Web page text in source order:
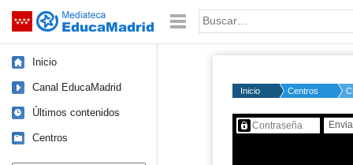
Saltar navegación Palabra o frase:
Inicio
Canal EducaMadrid
Últimos contenidos
Centros
Inicio Centros
Contenido protegido…